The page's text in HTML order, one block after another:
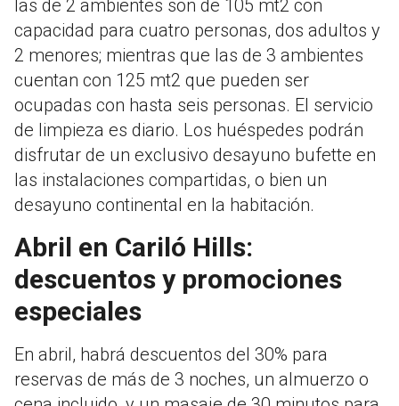
las de 2 ambientes son de 105 mt2 con
capacidad para cuatro personas, dos adultos y
2 menores; mientras que las de 3 ambientes
cuentan con 125 mt2 que pueden ser
ocupadas con hasta seis personas. El servicio
de limpieza es diario. Los huéspedes podrán
disfrutar de un exclusivo desayuno bufette en
las instalaciones compartidas, o bien un
desayuno continental en la habitación.
Abril en Cariló Hills:
descuentos y promociones
especiales
En abril, habrá descuentos del 30% para
reservas de más de 3 noches, un almuerzo o